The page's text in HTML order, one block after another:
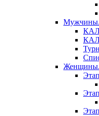
Мужчины.
Женщины.